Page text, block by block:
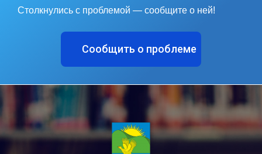
Столкнулись с проблемой — сообщите о ней!
Сообщить о проблеме